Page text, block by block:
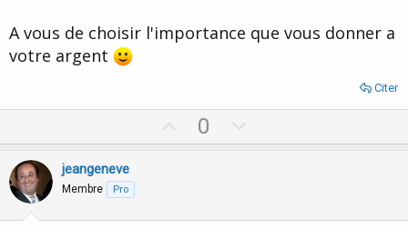
A vous de choisir l'importance que vous donner a
votre argent
Citer
p
0
o
jeangeneve
Membre Pro